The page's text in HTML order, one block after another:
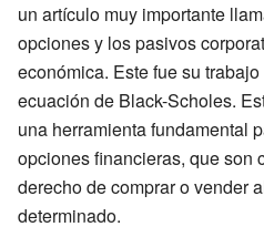
un artículo muy importante
opciones y los pasivos
económica. Este fue su
ecuación de Black-Scholes.
una herramienta fundamental
opciones financieras, que son
derecho de comprar o vender
determinado.